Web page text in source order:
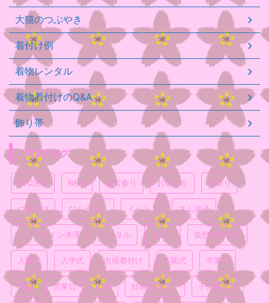
大猫のつぶやき
着付け例
着物レンタル
着物着付けのQ&A
飾り帯
ブログタグ
BTC決済 NEM お宮参り お知らせ お祭り
つけ下げ なんとなく イベント ネム決済
ビットコイン決済 レンタル 七五三 仮想通貨決済
入園式 入学式 出張着付け 卒園式 卒業式
喪服 営業日 妊婦 妊婦の着付け 子供着付け